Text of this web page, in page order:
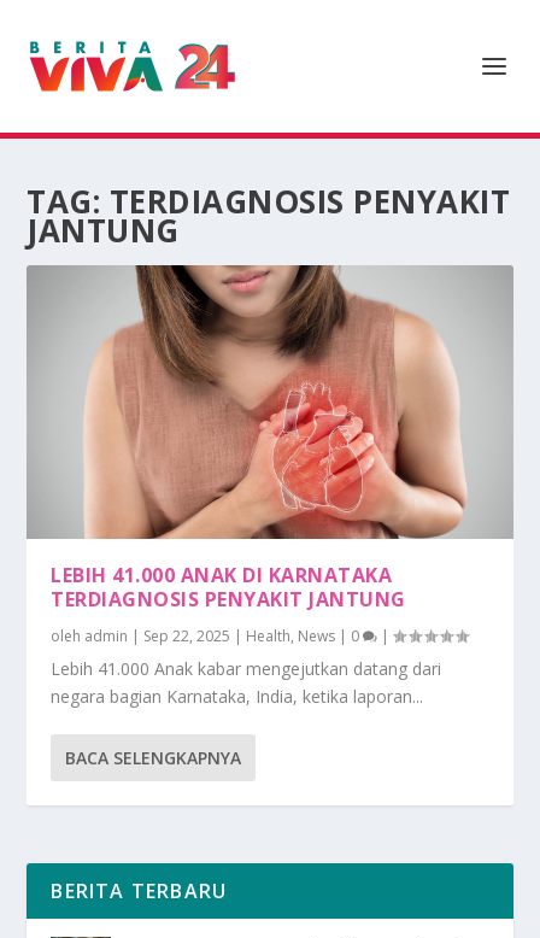
TAG: TERDIAGNOSIS PENYAKIT
JANTUNG
LEBIH 41.000 ANAK DI KARNATAKA
TERDIAGNOSIS PENYAKIT JANTUNG
oleh admin | Sep 22, 2025 | Health, News | 0 |
Lebih 41.000 Anak kabar mengejutkan datang dari
negara bagian Karnataka, India, ketika laporan...
BACA SELENGKAPNYA
BERITA TERBARU